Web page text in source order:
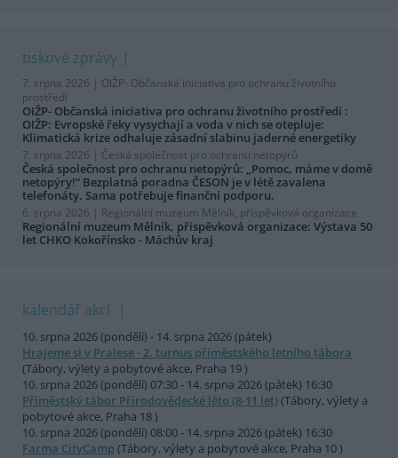
tiskové zprávy
7. srpna 2026 | OIŽP- Občanská iniciativa pro ochranu životního
prostředí
OIŽP- Občanská iniciativa pro ochranu životního prostředí :
OIŽP: Evropské řeky vysychají a voda v nich se otepluje:
Klimatická krize odhaluje zásadní slabinu jaderné energetiky
7. srpna 2026 | Česká společnost pro ochranu netopýrů
Česká společnost pro ochranu netopýrů: „Pomoc, máme v domě
netopýry!“ Bezplatná poradna ČESON je v létě zavalena
telefonáty. Sama potřebuje finanční podporu.
6. srpna 2026 | Regionální muzeum Mělník, příspěvková organizace
Regionální muzeum Mělník, příspěvková organizace: Výstava 50
let CHKO Kokořínsko - Máchův kraj
kalendář akcí
10. srpna 2026 (pondělí) - 14. srpna 2026 (pátek)
Hrajeme si v Pralese - 2. turnus příměstského letního tábora
(Tábory, výlety a pobytové akce, Praha 19 )
10. srpna 2026 (pondělí) 07:30 - 14. srpna 2026 (pátek) 16:30
Příměstský tábor Přírodovědecké léto (8-11 let)(Tábory, výlety a
pobytové akce, Praha 18 )
10. srpna 2026 (pondělí) 08:00 - 14. srpna 2026 (pátek) 16:30
Farma CityCamp (Tábory, výlety a pobytové akce, Praha 10 )